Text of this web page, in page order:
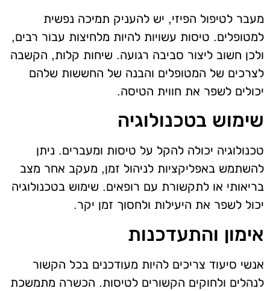
מעבר לטיפול הפיזי, יש להעניק תמיכה נפשית
למטופלים. טיסות עשויות להיות מלחיצות עבור רבים,
ולכן חשוב ליצור סביבה רגועה. שיחות קלות, הקשבה
לצרכים של המטופלים והבנה של החששות שלהם
יכולים לשפר את חווית הטיסה.
שימוש בטכנולוגיה
טכנולוגיה יכולה להקל על טיסות ומעברים. ניתן
להשתמש באפליקציות לניהול זמן, מעקב אחר מצב
בריאותי או לתקשורת עם רופאים. שימוש בטכנולוגיה
יכול לשפר את היעילות ולחסוך זמן יקר.
אימון והתעדכנות
אנשי סיעוד צריכים להיות מעודכנים בכל הקשור
לנהלים ולחוקים הקשורים לטיסות. הכשרה מתמשכת